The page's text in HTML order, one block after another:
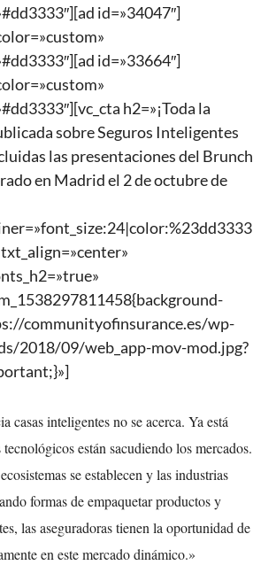
id=»34047″]
id=»33664″]
h2=»¡Toda la
sobre Seguros Inteligentes
las presentaciones del Brunch
en Madrid el 2 de octubre de
communityofinsurance.es/wp-
2018/09/web_app-mov-mod.jpg?
casas inteligentes no se acerca. Ya está
están sacudiendo los mercados.
se establecen y las industrias
formas de empaquetar productos y
las aseguradoras tienen la oportunidad de
en este mercado dinámico.»